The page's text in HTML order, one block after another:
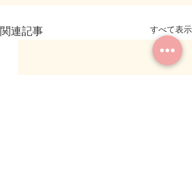
関連記事 すべて表示